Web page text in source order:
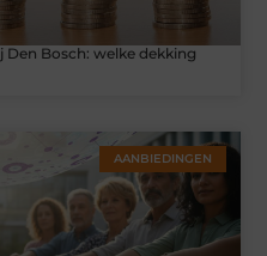
Bosch: welke dekking
AANBIEDINGEN